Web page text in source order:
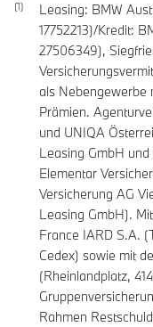
Leasing: BMW
17752213)/Kredit:
27506349),
als Nebengewerbe
Prämien.
und UNIQA
Leasing GmbH
Elementar
Versicherung AG
Leasing GmbH).
France IARD S.A.
Cedex) sowie mit
(Rheinlandplatz,
Rahmen